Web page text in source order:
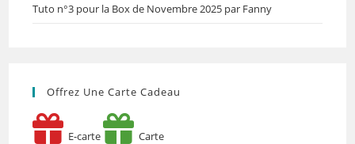
Tuto n°3 pour la Box de Novembre 2025 par Fanny
Offrez Une Carte Cadeau
E-carte Carte